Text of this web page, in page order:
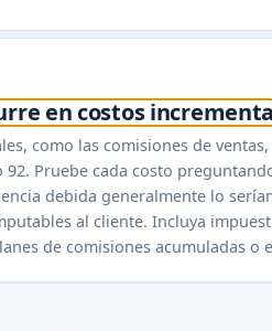
en costos
como las comisiones de
Pruebe cada costo
debida generalmente lo
al cliente. Incluya
de comisiones acumuladas o